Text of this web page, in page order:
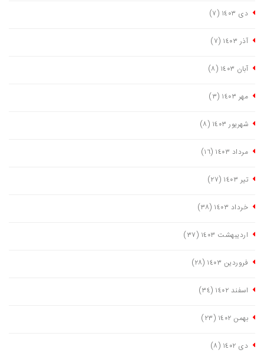
دی ١٤٠٣ (٧)
آذر ١٤٠٣ (٧)
آبان ١٤٠٣ (٨)
مهر ١٤٠٣ (٣)
شهریور ١٤٠٣ (٨)
مرداد ١٤٠٣ (١٦)
تیر ١٤٠٣ (٢٧)
خرداد ١٤٠٣ (٣٨)
اردیبهشت ١٤٠٣ (٣٧)
فروردین ١٤٠٣ (٢٨)
اسفند ١٤٠٢ (٣٤)
بهمن ١٤٠٢ (٢٣)
دی ١٤٠٢ (٨)